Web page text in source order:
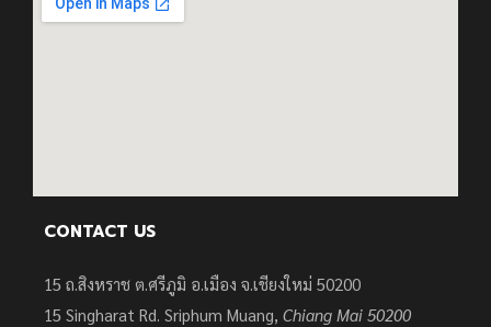
CONTACT US
15 ถ.สิงหราช ต.ศรีภูมิ อ.เมือง จ.เชียงใหม่ 50200
15 Singharat Rd. Sriphum Muang, Chiang Mai 50200